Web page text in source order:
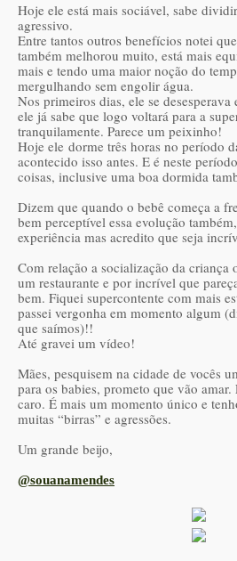
Hoje ele está mais sociável, sabe
agressivo.
Entre tantos outros benefícios notei
também melhorou muito, está mais
mais e tendo uma maior noção do
mergulhando sem engolir água.
Nos primeiros dias, ele se
ele já sabe que logo voltará para a
tranquilamente. Parece um peixinho!
Hoje ele dorme três horas no período
acontecido isso antes. E é neste
coisas, inclusive uma boa dormida
Dizem que quando o bebê começa a
bem perceptível essa evolução
experiência mas acredito que seja
Com relação a socialização da criança
um restaurante e por incrível que
bem. Fiquei supercontente com mais
passei vergonha em momento algum
que saímos)!!
Até gravei um vídeo!
Mães, pesquisem na cidade de vocês
para os babies, prometo que vão
caro. É mais um momento único e
muitas “birras” e agressões.
Um grande beijo,
@souanamendes